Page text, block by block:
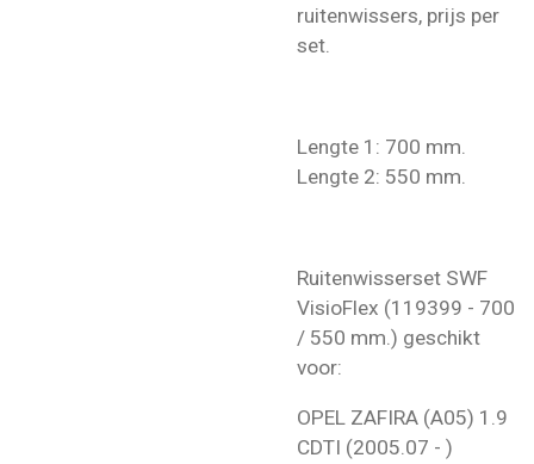
ruitenwissers, prijs per
set.
Lengte 1: 700 mm.
Lengte 2: 550 mm.
Ruitenwisserset SWF
VisioFlex (119399 - 700
/ 550 mm.) geschikt
voor:
OPEL ZAFIRA (A05) 1.9
CDTI (2005.07 - )